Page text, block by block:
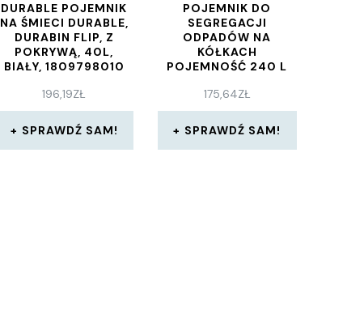
DURABLE POJEMNIK
NA ŚMIECI DURABLE,
DURABIN FLIP, Z
POKRYWĄ, 40L,
BIAŁY, 1809798010
196,19ZŁ
SPRAWDŹ SAM!
POJEMNIK DO
SEGREGACJI
ODPADÓW NA
KÓŁKACH
POJEMNOŚĆ 240 L
175,64ZŁ
SPRAWDŹ SAM!